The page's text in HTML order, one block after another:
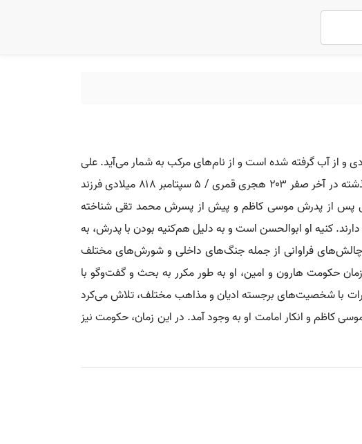
و از آب گرفته شده است و از نام‌های مرکب به شمار می‌آید. علی
بن موسی الرضا به عربی: عَلیُّ بْنُ موسَی الرِّضا؛ متولد ۱۱ ذی‌قعدهٔ ۱۴۸ هجری قمری / ۲۹ دسامبر ۷۶۵ میلادی و درگذشته در آخر صفر ۲۰۳ هجری قمری / ۵ سپتامبر ۸۱۸ میلادی فرزند
پس از پدرش موسی کاظم و پیش از پسرش محمد تقی شناخته
کنیه او ابوالحسن است و به دلیل هم‌کنیه بودن با پدرش، به
چالش‌های فراوانی از جمله جنگ‌های داخلی و شورش‌های مختلف
حکومت هارون و امین، او به طور مکرر به بحث و گفت‌وگو با
با شخصیت‌های برجسته ادیان و مذاهب مختلف، تلاش می‌کرد
کاظم و انکار امامت او به وجود آمد. در این زمان، حکومت نیز